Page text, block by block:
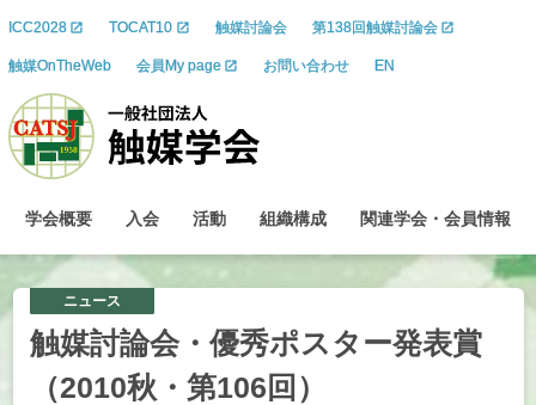
ICC2028 TOCAT10 触媒討論会 第138回触媒討論会
触媒OnTheWeb 会員My page お問い合わせ EN
学会概要 入会 活動 組織構成 関連学会 ・ 会員情報
ニュース
触媒討論会・優秀ポスター発表賞
（2010秋 ・ 第106 回）